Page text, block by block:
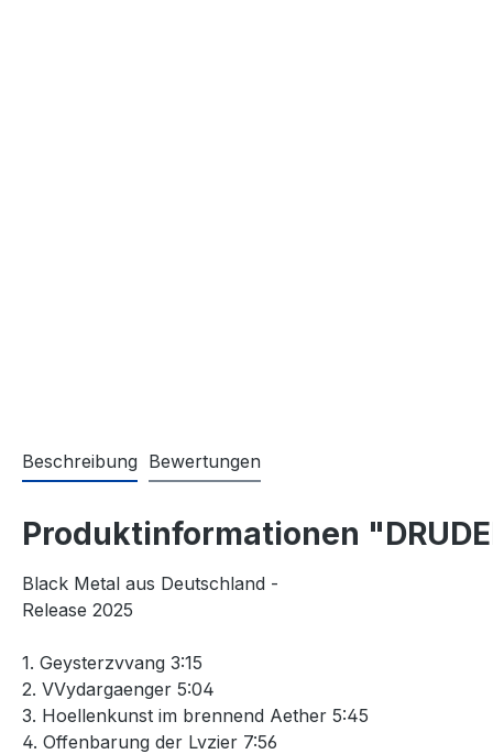
Beschreibung Bewertungen
Produktinformationen
Black Metal aus Deutschland -
Release 2025
1. Geysterzvvang 3:15
2. VVydargaenger 5:04
3. Hoellenkunst im brennend Aether 5:45
4. Offenbarung der Lvzier 7:56